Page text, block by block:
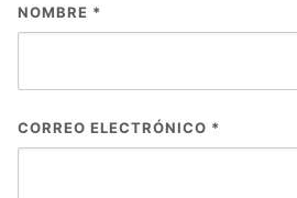
NOMBRE *
CORREO ELECTRÓNICO *